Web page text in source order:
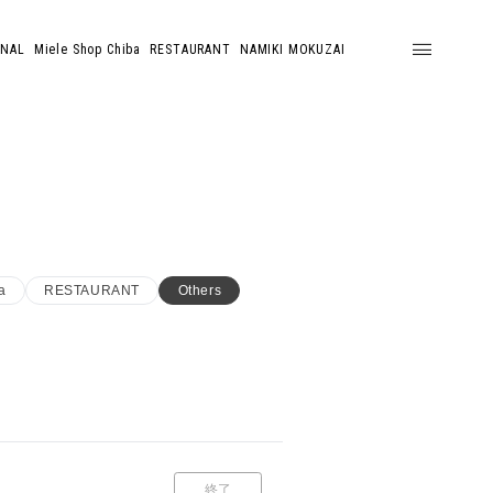
Miele Shop Chiba RESTAURANT NAMIKI MOKUZAI
RESTAURANT Others
終了